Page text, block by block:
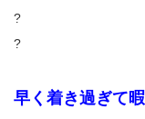
?
?
早く着き過ぎて暇